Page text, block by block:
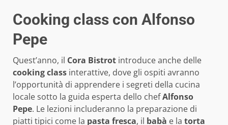
Cooking class con Alfonso
Pepe
Quest’anno, il Cora Bistrot introduce anche delle
cooking class interattive, dove gli ospiti avranno
l’opportunità di apprendere i segreti della cucina
locale sotto la guida esperta dello chefAlfonso
Pepe. Le lezioni includeranno la preparazione di
piatti tipici come la pasta fresca, il babà e la torta